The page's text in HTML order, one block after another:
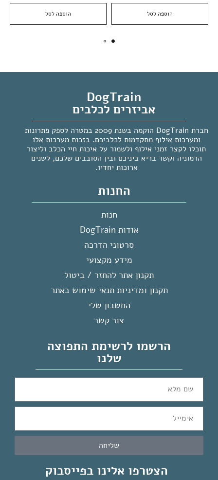
הוספה לסל הוספה לסל
DogTrain
אביזרים לכלבים
חברת DogTrain הוקמה בשנת 2009 במטרה לספק פתרונות
ומערכות אילוף מתקדמות לכלביכם. בזכות מערכות אלו
תוכלו לקצר זמני אילוף ולשמור על איכות חיי הכלב וליצור
הרמוניה וקשר בריא ביניכם ובין הסובבים שלכם, לשנים
ארוכות יחדיו.
החנות
חנות
אודות DogTrain
סרטוני הדרכה
מידע מקצועי
תקנון אתר להחזר / ביטול
תקנון ומדיניות תנאי שימוש באתר
החשבון שלי
צור קשר
הרשמו לרשימת התפוצה
שלנו
שליחה
הצטרפו אלינו בפייסבוק